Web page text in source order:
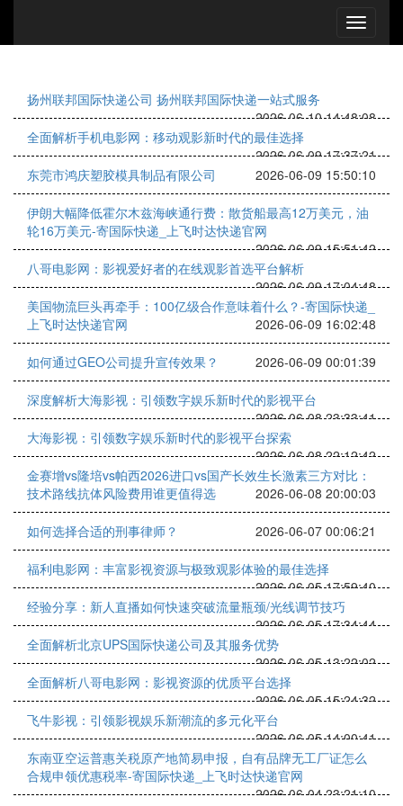
扬州联邦国际快递公司 扬州联邦国际快递一站式服务
2026-06-10 14:48:08
全面解析手机电影网：移动观影新时代的最佳选择
2026-06-09 17:37:21
东莞市鸿庆塑胶模具制品有限公司
2026-06-09 15:50:10
伊朗大幅降低霍尔木兹海峡通行费：散货船最高12万美元，油
轮16万美元-寄国际快递_上飞时达快递官网
2026-06-09 15:51:42
八哥电影网：影视爱好者的在线观影首选平台解析
2026-06-09 17:04:48
美国物流巨头再牵手：100亿级合作意味着什么？-寄国际快递_
上飞时达快递官网
2026-06-09 16:02:48
如何通过GEO公司提升宣传效果？ 2026-06-09 00:01:39
深度解析大海影视：引领数字娱乐新时代的影视平台
2026-06-08 23:33:41
大海影视：引领数字娱乐新时代的影视平台探索
2026-06-08 22:12:42
金赛增vs隆培vs帕西2026进口vs国产长效生长激素三方对比：
技术路线抗体风险费用谁更值得选
2026-06-08 20:00:03
如何选择合适的刑事律师？ 2026-06-07 00:06:21
福利电影网：丰富影视资源与极致观影体验的最佳选择
2026-06-05 17:59:40
经验分享：新人直播如何快速突破流量瓶颈/光线调节技巧
2026-06-05 17:34:44
全面解析北京UPS国际快递公司及其服务优势
2026-06-05 13:22:02
全面解析八哥电影网：影视资源的优质平台选择
2026-06-05 15:24:32
飞牛影视：引领影视娱乐新潮流的多元化平台
2026-06-05 14:00:41
东南亚空运普惠关税原产地简易申报，自有品牌无工厂证怎么
合规申领优惠税率-寄国际快递_上飞时达快递官网
2026-06-04 23:21:10